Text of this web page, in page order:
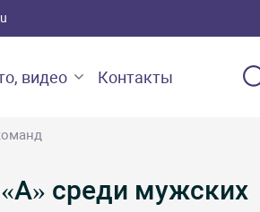
видео Контакты
среди мужских